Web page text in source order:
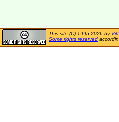
This site (C) 1995-2026 by
Some rights reserved